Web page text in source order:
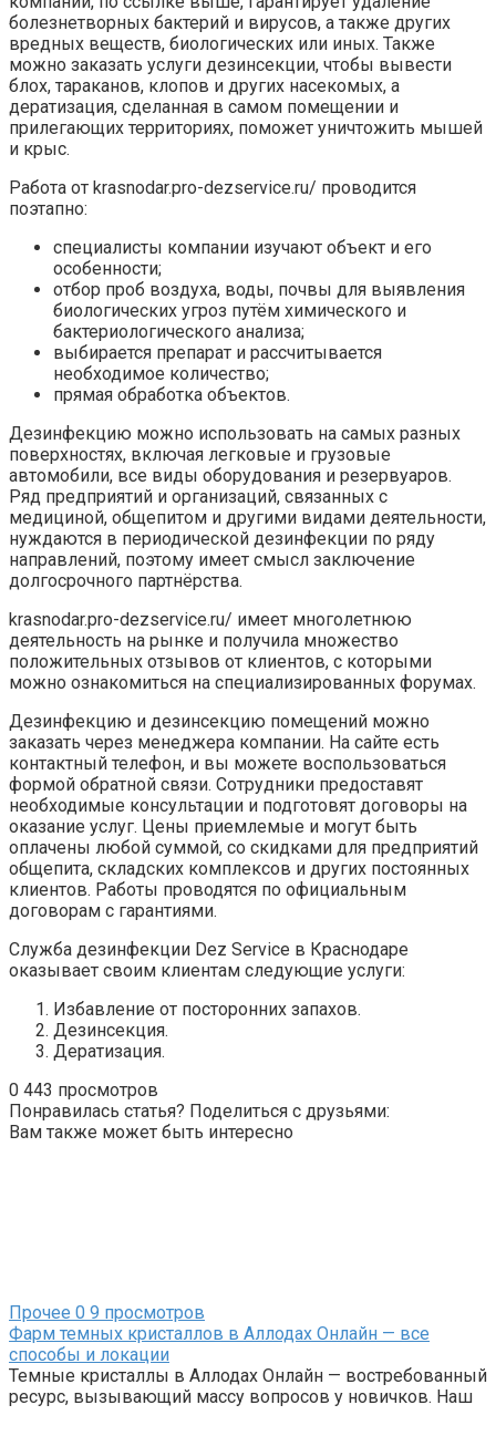
болезнетворных бактерий и вирусов, а также других
вредных веществ, биологических или иных. Также
можно заказать услуги дезинсекции, чтобы вывести
блох, тараканов, клопов и других насекомых, а
дератизация, сделанная в самом помещении и
прилегающих территориях, поможет уничтожить мышей
и крыс.
Работа от krasnodar.pro-dezservice.ru/ проводится
поэтапно:
специалисты компании изучают объект и его
особенности;
отбор проб воздуха, воды, почвы для выявления
биологических угроз путём химического и
бактериологического анализа;
выбирается препарат и рассчитывается
необходимое количество;
прямая обработка объектов.
Дезинфекцию можно использовать на самых разных
поверхностях, включая легковые и грузовые
автомобили, все виды оборудования и резервуаров.
Ряд предприятий и организаций, связанных с
медициной, общепитом и другими видами деятельности,
нуждаются в периодической дезинфекции по ряду
направлений, поэтому имеет смысл заключение
долгосрочного партнёрства.
krasnodar.pro-dezservice.ru/ имеет многолетнюю
деятельность на рынке и получила множество
положительных отзывов от клиентов, с которыми
можно ознакомиться на специализированных форумах.
Дезинфекцию и дезинсекцию помещений можно
заказать через менеджера компании. На сайте есть
контактный телефон, и вы можете воспользоваться
формой обратной связи. Сотрудники предоставят
необходимые консультации и подготовят договоры на
оказание услуг. Цены приемлемые и могут быть
оплачены любой суммой, со скидками для предприятий
общепита, складских комплексов и других постоянных
клиентов. Работы проводятся по официальным
договорам с гарантиями.
Служба дезинфекции Dez Service в Краснодаре
оказывает своим клиентам следующие услуги:
Избавление от посторонних запахов.
Дезинсекция.
Дератизация.
0 443 просмотров
Понравилась статья? Поделиться с друзьями:
Вам также может быть интересно
Прочее 0 9 просмотров
Фарм темных кристаллов в Аллодах Онлайн — все
способы и локации
Темные кристаллы в Аллодах Онлайн — востребованный
ресурс, вызывающий массу вопросов у новичков. Наш